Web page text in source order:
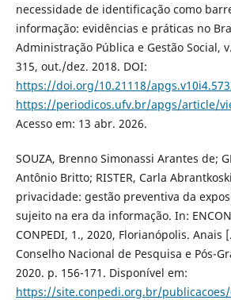
necessidade de identificação como
informação: evidências e práticas no
Administração Pública e Gestão Social,
315, out./dez. 2018. DOI:
https://doi.org/10.21118/
https://periodicos.ufv.br/apgs/article/
Acesso em: 13 abr. 2026.
SOUZA, Brenno Simonassi Arantes de;
Antônio Britto; RISTER, Carla
privacidade: gestão preventiva da
sujeito na era da informação. In:
CONPEDI, 1., 2020, Florianópolis. Anais
Conselho Nacional de Pesquisa e Pós-
2020. p. 156-171. Disponível em:
https://site.conpedi.org.br/publicacoes/